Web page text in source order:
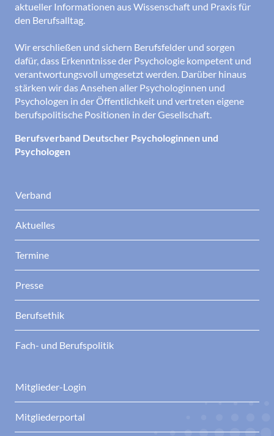
aktueller Informationen aus Wissenschaft und Praxis für
den Berufsalltag.
Wir erschließen und sichern Berufsfelder und sorgen
dafür, dass Erkenntnisse der Psychologie kompetent und
verantwortungsvoll umgesetzt werden. Darüber hinaus
stärken wir das Ansehen aller Psychologinnen und
Psychologen in der Öffentlichkeit und vertreten eigene
berufspolitische Positionen in der Gesellschaft.
Berufsverband Deutscher Psychologinnen und
Psychologen
Verband
Aktuelles
Termine
Presse
Berufsethik
Fach- und Berufspolitik
Mitglieder-Login
Mitgliederportal